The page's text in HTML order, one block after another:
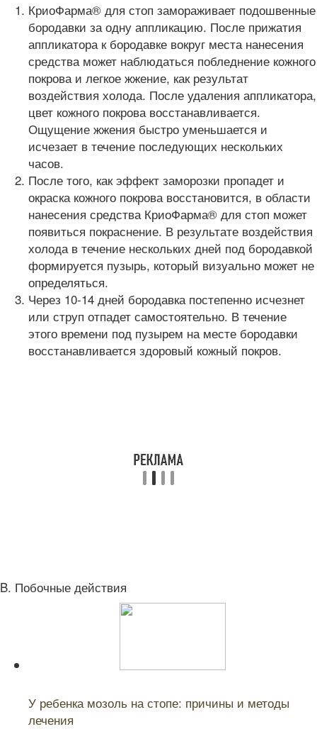
КриоФарма® для стоп замораживает подошвенные
бородавки за одну аппликацию. После прижатия
аппликатора к бородавке вокруг места нанесения
средства может наблюдаться побледнение кожного
покрова и легкое жжение, как результат
воздействия холода. После удаления аппликатора,
цвет кожного покрова восстанавливается.
Ощущение жжения быстро уменьшается и
исчезает в течение последующих нескольких
часов.
После того, как эффект заморозки пропадет и
окраска кожного покрова восстановится, в области
нанесения средства КриоФарма® для стоп может
появиться покраснение. В результате воздействия
холода в течение нескольких дней под бородавкой
формируется пузырь, который визуально может не
определяться.
Через 10-14 дней бородавка постепенно исчезнет
или струп отпадет самостоятельно. В течение
этого времени под пузырем на месте бородавки
восстанавливается здоровый кожный покров.
B. Побочные действия
У ребенка мозоль на стопе: причины и методы
лечения